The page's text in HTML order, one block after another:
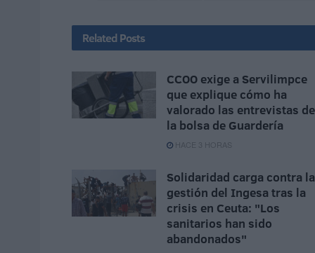
Related Posts
CCOO exige a Servilimpce
que explique cómo ha
valorado las entrevistas de
la bolsa de Guardería
HACE 3 HORAS
Solidaridad carga contra la
gestión del Ingesa tras la
crisis en Ceuta: "Los
sanitarios han sido
abandonados"